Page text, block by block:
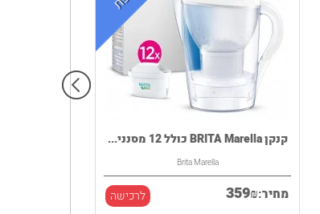
קנקן BRITA Marella כולל 12 מסנני...
Brita Marella
מחיר: 359₪ לרכישה